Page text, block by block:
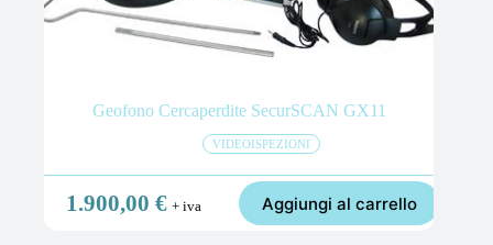
Geofono Cercaperdite SecurSCAN GX11
VIDEOISPEZIONI
1.900,00 € + iva Aggiungi al carrello